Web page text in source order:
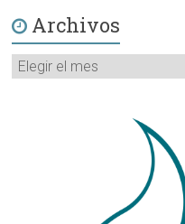
Archivos
Archivos